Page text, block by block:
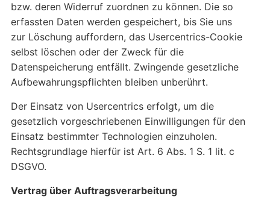
bzw. deren Widerruf zuordnen zu können. Die so
erfassten Daten werden gespeichert, bis Sie uns
zur Löschung auffordern, das Usercentrics-Cookie
selbst löschen oder der Zweck für die
Datenspeicherung entfällt. Zwingende gesetzliche
Aufbewahrungspflichten bleiben unberührt.
Der Einsatz von Usercentrics erfolgt, um die
gesetzlich vorgeschriebenen Einwilligungen für den
Einsatz bestimmter Technologien einzuholen.
Rechtsgrundlage hierfür ist Art. 6 Abs. 1 S. 1 lit. c
DSGVO.
Vertrag über Auftragsverarbeitung